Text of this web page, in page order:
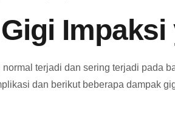
terjadi dan sering terjadi pada
dan berikut beberapa dampak